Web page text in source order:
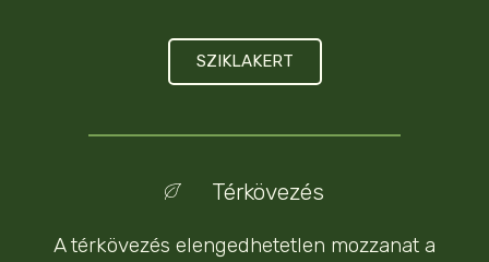
SZIKLAKERT
Térkövezés
A térkövezés elengedhetetlen mozzanat a